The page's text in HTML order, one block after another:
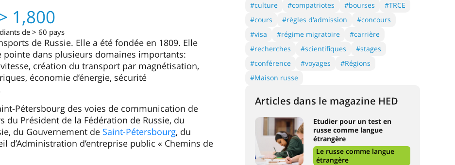
1,800
de > 60 pays
de Russie. Elle a été fondée en 1809. Elle
pointe dans plusieurs domaines importants:
création du transport par magnétisation,
économie d’énergie, sécurité
Pétersbourg des voies de communication de
du Président de la Fédération de Russie, du
du Gouvernement de Saint-Pétersbourg, du
d’Administration d’entreprise public « Chemins de
#culture
#compatriotes #bourses
#TRCE
#cours
#règles d'admission
#concours
#visa
#régime migratoire
#carrière
#recherches
#scientifiques
#stages
#conférence
#voyages
#Régions
#Maison russe
Articles dans le magazine HED
Etudier pour un test en
russe comme langue
étrangère
Le russe comme langue
étrangère